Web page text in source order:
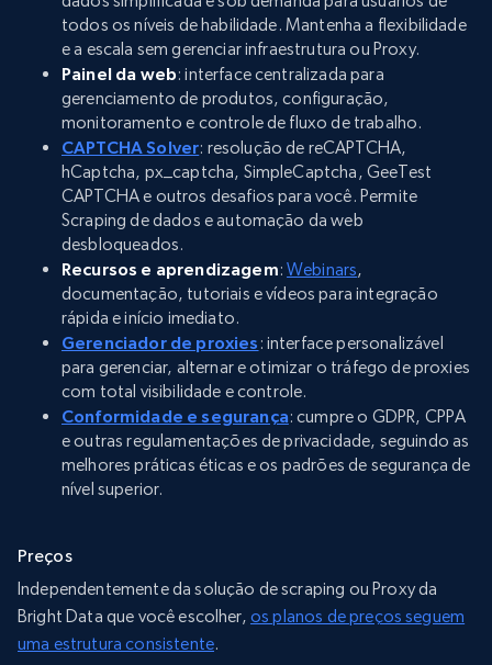
todos os níveis de habilidade. Mantenha a flexibilidade
e a escala sem gerenciar infraestrutura ou Proxy.
Painel da web: interface centralizada para
gerenciamento de produtos, configuração,
monitoramento e controle de fluxo de trabalho.
CAPTCHA Solver: resolução de reCAPTCHA,
hCaptcha, px_captcha, SimpleCaptcha, GeeTest
CAPTCHA e outros desafios para você. Permite
Scraping de dados e automação da web
desbloqueados.
Recursos e aprendizagem:Webinars,
documentação, tutoriais e vídeos para integração
rápida e início imediato.
Gerenciador de proxies : interface personalizável
para gerenciar, alternar e otimizar o tráfego de proxies
com total visibilidade e controle.
Conformidade e segurança: cumpre o GDPR, CPPA
e outras regulamentações de privacidade, seguindo as
melhores práticas éticas e os padrões de segurança de
nível superior.
Preços
Independentemente da solução de scraping ou Proxy da
Bright Data que você escolher, os planos de preços seguem
uma estrutura consistente.